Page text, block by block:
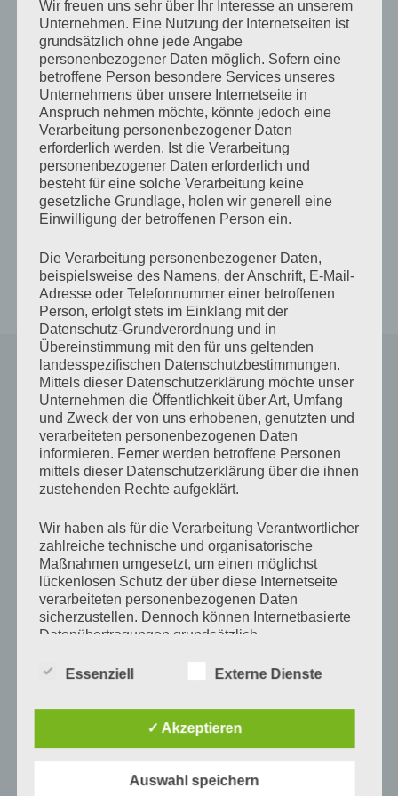
öffnen
Schlagwörter Alfanzerei
Antje schreibt
aufgeschnappt
bewegte Bilder Mahna Mahna
The Dick Cavett Show
Navigation
Vorheriger Beitrag
Nächster Beitrag
Durcheinander
Schreibe einen Kommentar
Deine E-Mail-Adresse wird nicht veröffentlicht.
Erforderliche Felder sind mit*markiert
Kommentar*
Name*
Wir freuen uns sehr über Ihr Interesse an unserem
Unternehmen. Eine Nutzung der Internetseiten ist
grundsätzlich ohne jede Angabe
personenbezogener Daten möglich. Sofern eine
betroffene Person besondere Services unseres
Unternehmens über unsere Internetseite in
Anspruch nehmen möchte, könnte jedoch eine
Verarbeitung personenbezogener Daten
erforderlich werden. Ist die Verarbeitung
personenbezogener Daten erforderlich und
besteht für eine solche Verarbeitung keine
gesetzliche Grundlage, holen wir generell eine
Einwilligung der betroffenen Person ein.
Die Verarbeitung personenbezogener Daten,
beispielsweise des Namens, der Anschrift, E-Mail-
Adresse oder Telefonnummer einer betroffenen
Person, erfolgt stets im Einklang mit der
Datenschutz-Grundverordnung und in
Übereinstimmung mit den für uns geltenden
landesspezifischen Datenschutzbestimmungen.
Mittels dieser Datenschutzerklärung möchte unser
Unternehmen die Öffentlichkeit über Art, Umfang
und Zweck der von uns erhobenen, genutzten und
verarbeiteten personenbezogenen Daten
informieren. Ferner werden betroffene Personen
mittels dieser Datenschutzerklärung über die ihnen
zustehenden Rechte aufgeklärt.
Wir haben als für die Verarbeitung Verantwortlicher
zahlreiche technische und organisatorische
Maßnahmen umgesetzt, um einen möglichst
lückenlosen Schutz der über diese Internetseite
verarbeiteten personenbezogenen Daten
sicherzustellen. Dennoch können Internetbasierte
Datenübertragungen grundsätzlich
Schutz nicht gewährleistet werden kann. Aus
frei, personenbezogene Daten auch auf
alternativen Wegen, beispielsweise telefonisch, an
Begriffsbestimmungen
Essenziell Externe Dienste
✓ Akzeptieren
Auswahl speichern